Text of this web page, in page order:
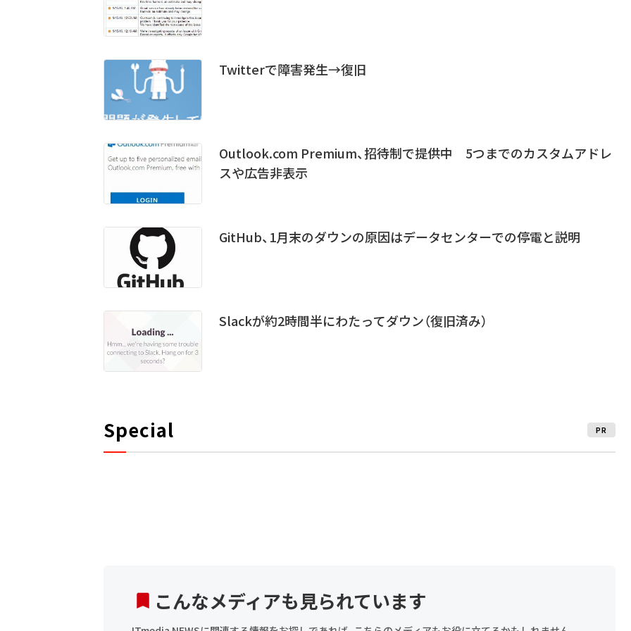
Twitterで障害発生→復旧
Outlook.com Premium、招待制で提供中 5つまでのカスタムアドレ
スや広告非表示
GitHub、1月末のダウンの原因はデータセンターでの停電と説明
Slackが約2時間半にわたってダウン（復旧済み）
Special PR
こんなメディアも見られています